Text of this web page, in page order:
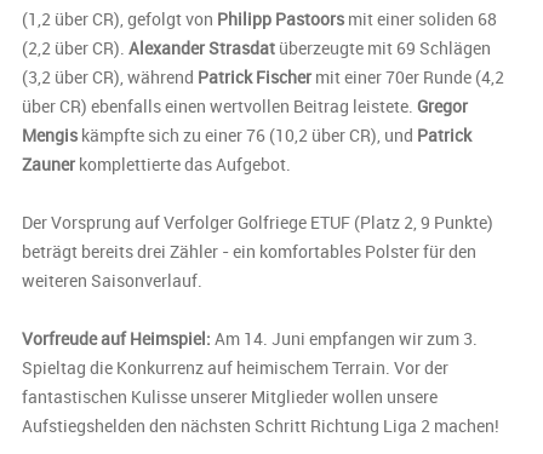
(1,2 über CR), gefolgt von Philipp Pastoorsmit einer soliden 68
(2,2 über CR). Alexander Strasdatüberzeugte mit 69 Schlägen
(3,2 über CR), während Patrick Fischermit einer 70er Runde (4,2
über CR) ebenfalls einen wertvollen Beitrag leistete. Gregor
Mengiskämpfte sich zu einer 76 (10,2 über CR), und Patrick
Zaunerkomplettierte das Aufgebot.
Der Vorsprung auf Verfolger Golfriege ETUF (Platz 2, 9 Punkte)
beträgt bereits drei Zähler - ein komfortables Polster für den
weiteren Saisonverlauf.
Vorfreude auf Heimspiel: Am 14. Juni empfangen wir zum 3.
Spieltag die Konkurrenz auf heimischem Terrain. Vor der
fantastischen Kulisse unserer Mitglieder wollen unsere
Aufstiegshelden den nächsten Schritt Richtung Liga 2 machen!